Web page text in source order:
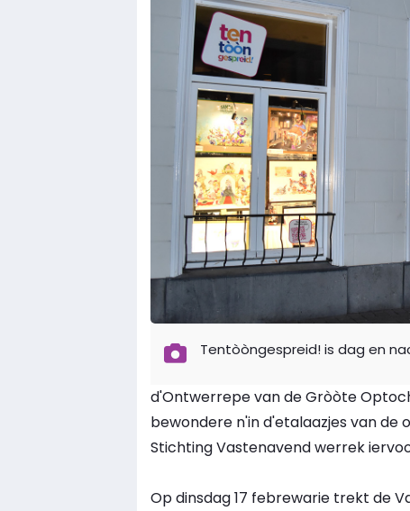
Tentòòngespreid! is dag en
d'Ontwerrepe van de Gròòte
bewondere n'in d'etalaazjes van de
Stichting Vastenavend werrek
Op dinsdag 17 febrewarie trekt de